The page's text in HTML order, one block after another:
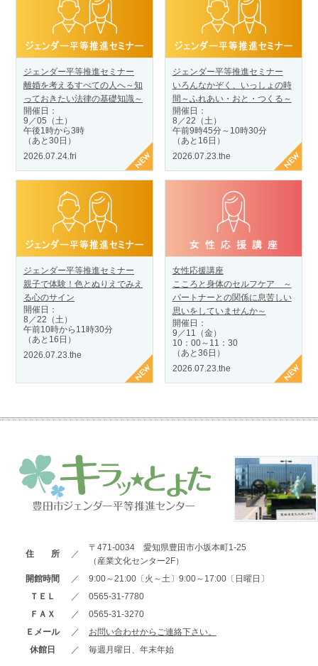
ジェンダー平等推進セミナー
離婚を考えるすべての人へ～知
っておきたい法律の基礎知識～
開催日：
9／05（土）
午後1時から3時
（あと30日）
2026.07.24.fri
ジェンダー平等推進セミナー
いろんなかぞく、いっしょの時
間～ふれあい・おと・つくる～
開催日：
8／22（土）
午前9時45分～10時30分
（あと16日）
2026.07.23.the
ジェンダー平等推進セミナー
親子で体験！色とぬりえでみえ
る心のサイン
開催日：
8／22（土）
午前10時から11時30分
（あと16日）
2026.07.23.the
女性応援講座
こころと身体のセルフケア ～
パートナーとの関係に息苦しい
思いをしていませんか～
開催日：
9／11（金）
10：00～11：30
（あと36日）
2026.07.23.the
住 所 ／
〒471-0034 愛知県豊田市小坂本町1-25
（産業文化センター2F）
開館時間
／
9:00～21:00〔火～土〕9:00～17:00〔日曜日〕
ＴＥＬ
／
0565-31-7780
ＦＡＸ
／
0565-31-3270
Ｅメール
／
お問い合わせからご連絡下さい。
休館日
／ 毎週月曜日、年末年始